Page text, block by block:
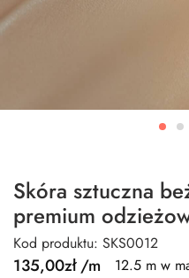
Skóra sztuczna
premium
Kod produktu: SKS0012
135,00zł/m
12.5 m w